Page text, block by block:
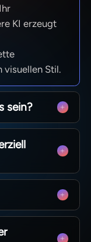
KI erzeugt
visuellen Stil.
sein?
hin zu vollen
ist für
und
Szenen
ohne
erstellten
oder Kurse
Plänen
nicht an